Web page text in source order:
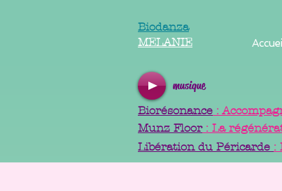
Biodanza
MELANIE
musique
Biorésonance :
Munz Floor: La
Libération du Péricarde :